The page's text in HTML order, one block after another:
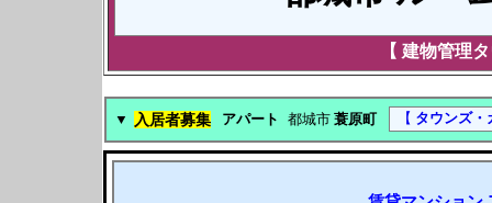
【 建物管理
▼ 入居者募集 アパート 都城市 蓑原町 【 タウンズ・